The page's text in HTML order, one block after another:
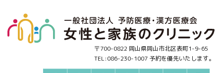
〒700-0822 岡山県岡山市北区表町1-9-65
TEL:086-230-1007 予約を優先いたします。